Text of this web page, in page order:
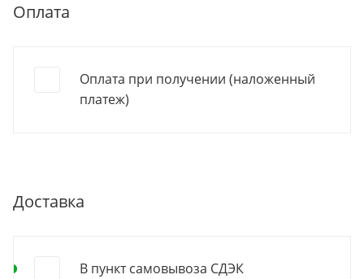
Оплата
Оплата при получении (наложенный
платеж)
Доставка
В пункт самовывоза СДЭК